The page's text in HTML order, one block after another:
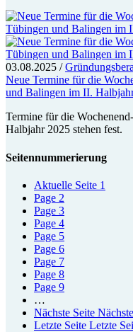
03.08.2025 /
Neue Termine für die
und Balingen im II.
Termine für die
Halbjahr 2025 stehen fest.
Seitennummerierung
Aktuelle Seite 1
Page 2
Page 3
Page 4
Page 5
Page 6
Page 7
Page 8
Page 9
…
Nächste Seite
Letzte Seite Letzte